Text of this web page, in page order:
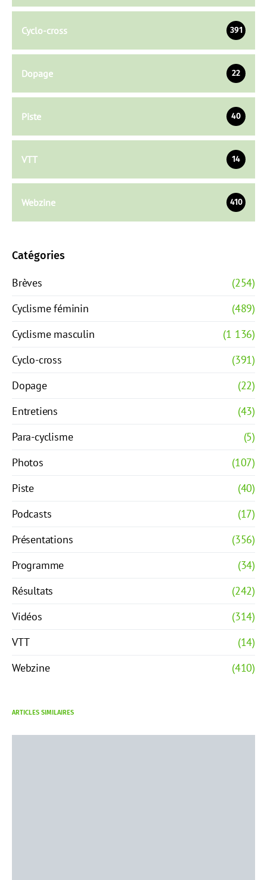
Cyclo-cross 391
Dopage 22
Piste 40
VTT 14
Webzine 410
Catégories
Brèves
(254)
Cyclisme féminin
(489)
Cyclisme masculin
(1 136)
Cyclo-cross
(391)
Dopage
(22)
Entretiens
(43)
Para-cyclisme
(5)
Photos
(107)
Piste
(40)
Podcasts
(17)
Présentations
(356)
Programme
(34)
Résultats
(242)
Vidéos
(314)
VTT
(14)
Webzine
(410)
ARTICLES SIMILAIRES